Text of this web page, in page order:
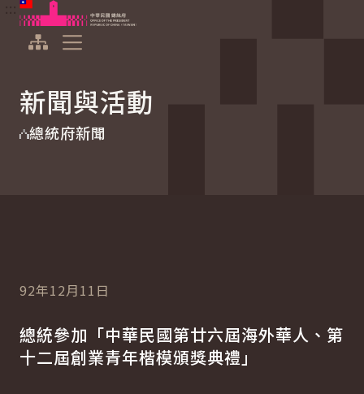
跳到主要內容
中華民國總統府
新聞與活動
總統府新聞
92年12月11日
總統參加「中華民國第廿六屆海外華人、第
十二屆創業青年楷模頒獎典禮」